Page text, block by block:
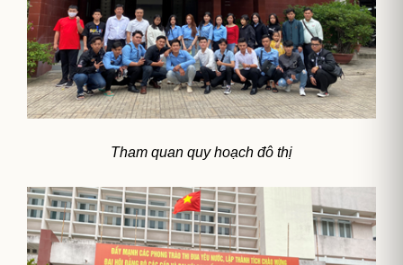
Tham quan quy hoạch đô thị